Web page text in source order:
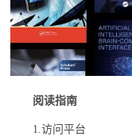
阅读指南
1.访问平台